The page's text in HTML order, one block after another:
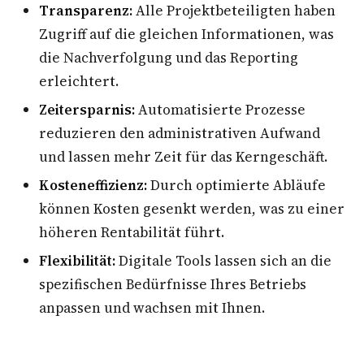
Transparenz:Alle Projektbeteiligten haben
Zugriff auf die gleichen Informationen, was
die Nachverfolgung und das Reporting
erleichtert.
Zeitersparnis:Automatisierte Prozesse
reduzieren den administrativen Aufwand
und lassen mehr Zeit für das Kerngeschäft.
Kosteneffizienz:Durch optimierte Abläufe
können Kosten gesenkt werden, was zu einer
höheren Rentabilität führt.
Flexibilität:Digitale Tools lassen sich an die
spezifischen Bedürfnisse Ihres Betriebs
anpassen und wachsen mit Ihnen.